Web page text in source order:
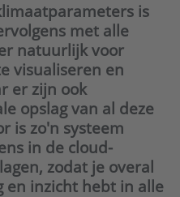
is
met alle
natuurlijk voor
visualiseren en
er zijn ook
opslag van al deze
is zo'n systeem
in de cloud-
zodat je overal
en inzicht hebt in alle